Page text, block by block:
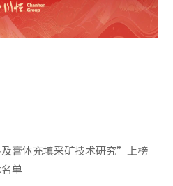
膏体充填采矿技术研究”上榜
单